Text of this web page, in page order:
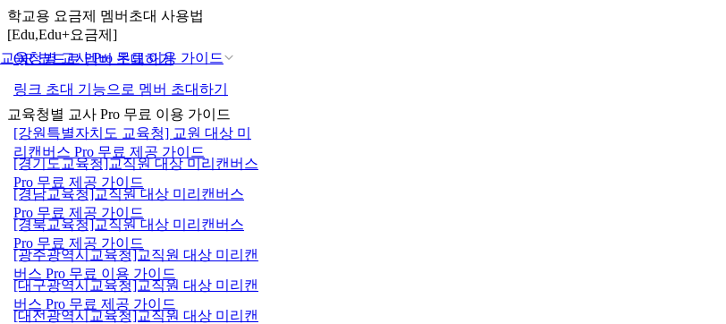
교육청별 교사 Pro 무료 이용 가이드
학교용 요금제 멤버초대 사용법
[Edu,Edu+요금제]
QR 코드로 멤버 초대하기
링크 초대 기능으로 멤버 초대하기
교육청별 교사 Pro 무료 이용 가이드
[강원특별자치도 교육청] 교원 대상 미
리캔버스 Pro 무료 제공 가이드
[경기도교육청]교직원 대상 미리캔버스
Pro 무료 제공 가이드
[경남교육청]교직원 대상 미리캔버스
Pro 무료 제공 가이드
[경북교육청]교직원 대상 미리캔버스
Pro 무료 제공 가이드
[광주광역시교육청]교직원 대상 미리캔
버스 Pro 무료 이용 가이드
[대구광역시교육청]교직원 대상 미리캔
버스 Pro 무료 제공 가이드
[대전광역시교육청]교직원 대상 미리캔